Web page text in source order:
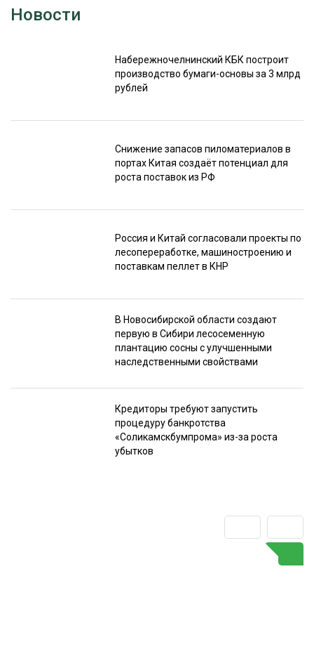
Новости
Набережночелнинский КБК построит
производство бумаги-основы за 3 млрд
рублей
Снижение запасов пиломатериалов в
портах Китая создаёт потенциал для
роста поставок из РФ
Россия и Китай согласовали проекты по
лесопереработке, машиностроению и
поставкам пеллет в КНР
В Новосибирской области создают
первую в Сибири лесосеменную
плантацию сосны с улучшенными
наследственными свойствами
Кредиторы требуют запустить
процедуру банкротства
«Соликамскбумпрома» из-за роста
убытков